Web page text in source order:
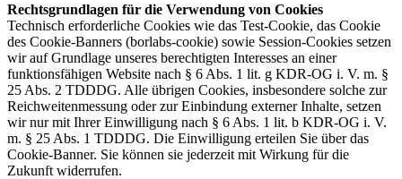
Rechtsgrundlagen für die Verwendung von Cookies
Technisch erforderliche Cookies wie das Test-Cookie, das Cookie
des Cookie-Banners (borlabs-cookie) sowie Session-Cookies setzen
wir auf Grundlage unseres berechtigten Interesses an einer
funktionsfähigen Website nach § 6 Abs. 1 lit. g KDR-OG i. V. m. §
25 Abs. 2 TDDDG. Alle übrigen Cookies, insbesondere solche zur
Reichweitenmessung oder zur Einbindung externer Inhalte, setzen
wir nur mit Ihrer Einwilligung nach § 6 Abs. 1 lit. b KDR-OG i. V.
m. § 25 Abs. 1 TDDDG. Die Einwilligung erteilen Sie über das
Cookie-Banner. Sie können sie jederzeit mit Wirkung für die
Zukunft widerrufen.